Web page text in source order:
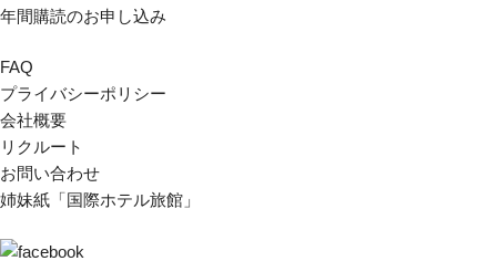
年間購読のお申し込み
FAQ
プライバシーポリシー
会社概要
リクルート
お問い合わせ
姉妹紙「国際ホテル旅館」